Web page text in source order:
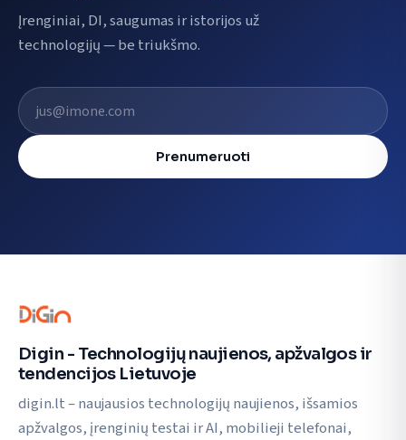
Įrenginiai, DI, saugumas ir istorijos už
technologijų — be triukšmo.
El. pašto adresas
Prenumeruoti
Digin - Technologijų naujienos, apžvalgos ir
tendencijos Lietuvoje
digin.lt – naujausios technologijų naujienos, išsamios
apžvalgos, įrenginių testai ir AI, mobilieji telefonai,